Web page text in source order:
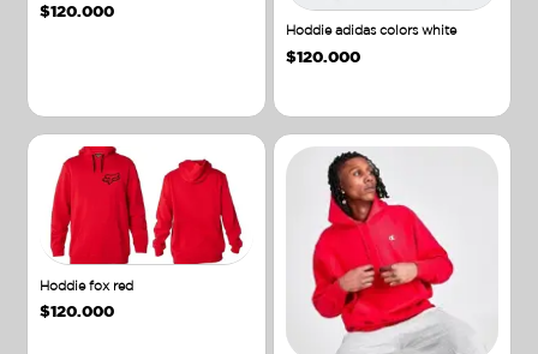
$120.000
Hoddie adidas colors white
$120.000
Hoddie fox red
$120.000